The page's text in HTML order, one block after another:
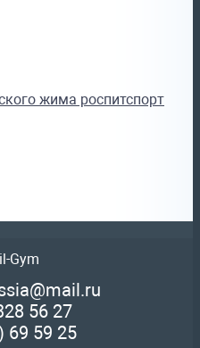
жима роспитспорт
swat
Gym
56 27
69 59 25